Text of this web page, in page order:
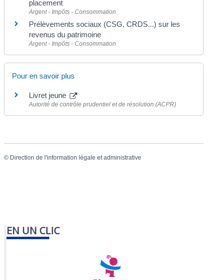
placement
Argent - Impôts - Consommation
Prélèvements sociaux (CSG, CRDS...) sur les
revenus du patrimoine
Argent - Impôts - Consommation
Pour en savoir plus
Livret jeune
Autorité de contrôle prudentiel et de résolution (ACPR)
© Direction de l'information légale et administrative
EN UN CLIC